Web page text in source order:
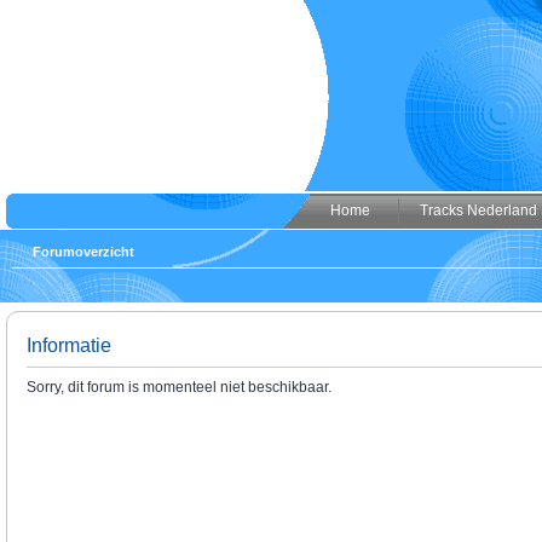
Home Tracks Nederland
Forumoverzicht
Informatie
Sorry, dit forum is momenteel niet beschikbaar.